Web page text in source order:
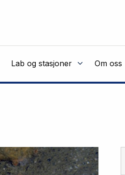
Lab og stasjoner Om oss